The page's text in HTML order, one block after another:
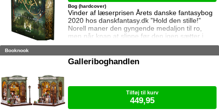
Vinder af læserprisen Årets danske fantasybog
2020 hos danskfantasy.dk ”Hold den stille!”
Norell maner den gyngende medaljon til ro,
men når knap at slippe før den igen sætter i
bevægelse. ”Den svinger mod Notio. Den vil
lokkerkræfter bag.” Medaljonen flakker som
glider en tågebanke forbi. ”Mørkemagi!” gisper
Bog (hardcover)
Booknook
Galleriboghandlen
Tilføj til kurv
449,95